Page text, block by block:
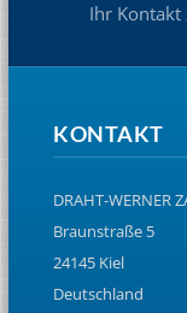
Ihr Kontakt
KONTAKT
DRAHT-WERNER
Braunstraße 5
24145 Kiel
Deutschland